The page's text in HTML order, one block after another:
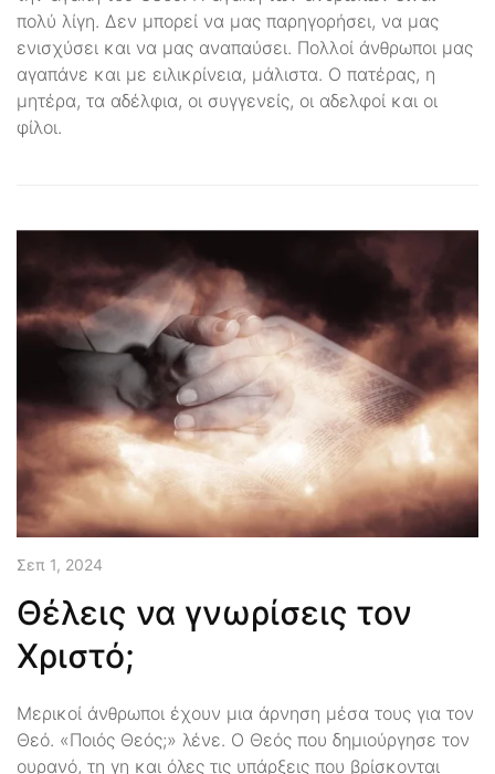
πολύ λίγη. Δεν μπορεί να μας παρηγορήσει, να μας
ενισχύσει και να μας αναπαύσει. Πολλοί άνθρωποι μας
αγαπάνε και με ειλικρίνεια, μάλιστα. Ο πατέρας, η
μητέρα, τα αδέλφια, οι συγγενείς, οι αδελφοί και οι
φίλοι.
Σεπ 1, 2024
Θέλεις να γνωρίσεις τον
Χριστό;
Μερικοί άνθρωποι έχουν μια άρνηση μέσα τους για τον
Θεό. «Ποιός Θεός;» λένε. Ο Θεός που δημιούργησε τον
ουρανό, τη γη και όλες τις υπάρξεις που βρίσκονται